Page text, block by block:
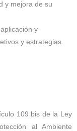
y mejora de su
y
y estrategias.
109 bis de la Ley
al Ambiente